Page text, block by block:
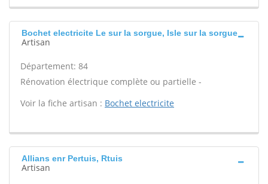
Bochet electricite Le sur la sorgue, Isle sur la sorgue
Artisan
Département: 84
Rénovation électrique complète ou partielle -
Voir la fiche artisan : Bochet electricite
Allians enr Pertuis, Rtuis
Artisan